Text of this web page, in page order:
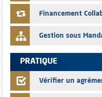
L' AMMC publie les indicateurs
Financement
Gestion sous
PRATIQUE
Vérifier un